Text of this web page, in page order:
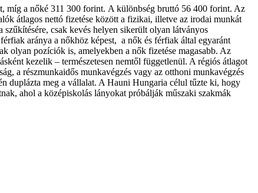
míg a nőké 311 300 forint. A különbség bruttó 56 400 forint. Az
átlagos nettó fizetése között a fizikai, illetve az irodai munkát
csak kevés helyen sikerült olyan látványos
aránya a nőkhöz képest, a nők és férfiak által egyaránt
olyan pozíciók is, amelyekben a nők fizetése magasabb. Az
kezelik – természetesen nemtől függetlenül. A régiós átlagot
a részmunkaidős munkavégzés vagy az otthoni munkavégzés
duplázta meg a vállalat. A Hauni Hungaria célul tűzte ki, hogy
ahol a középiskolás lányokat próbálják műszaki szakmák